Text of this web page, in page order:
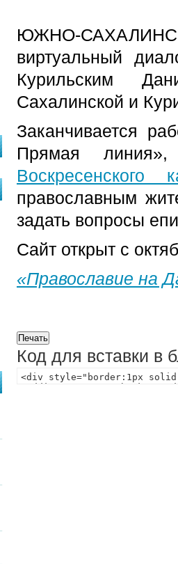
ЮЖНО-
виртуальный
Курильским
Сахалинской и
Заканчивается
Прямая
Воскресенского
православным
задать вопросы
Сайт открыт с
«Православие на
Код для вставки в